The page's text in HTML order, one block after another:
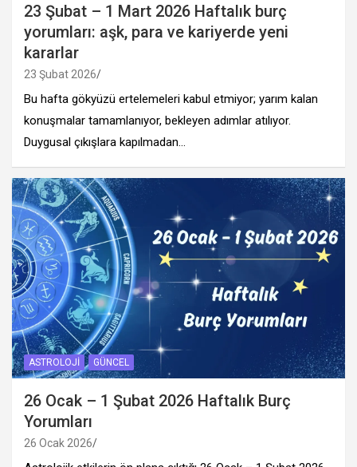
23 Şubat – 1 Mart 2026 Haftalık burç
yorumları: aşk, para ve kariyerde yeni
kararlar
23 Şubat 2026
Bu hafta gökyüzü ertelemeleri kabul etmiyor; yarım kalan
konuşmalar tamamlanıyor, bekleyen adımlar atılıyor.
Duygusal çıkışlara kapılmadan…
ASTROLOJI GÜNCEL
26 Ocak – 1 Şubat 2026 Haftalık Burç
Yorumları
26 Ocak 2026